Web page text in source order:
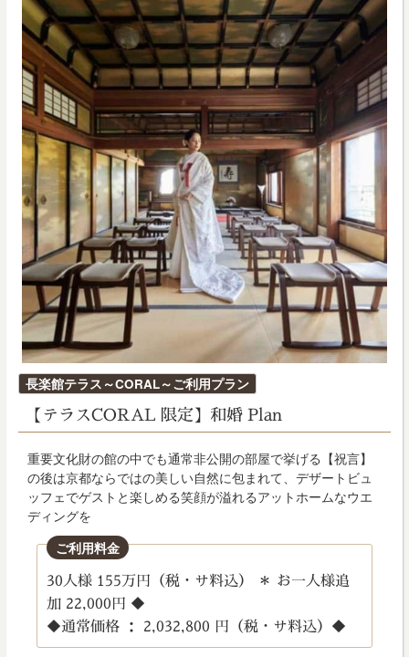
長楽館テラス～CORAL～ご利用プラン
日:
【テラスCORAL 限定】和婚 Plan
重要文化財の館の中でも通常非公開の部屋で挙げる【祝言】
の後は京都ならではの美しい自然に包まれて、デザートビュ
ッフェでゲストと楽しめる笑顔が溢れるアットホームなウエ
ディングを
ご利用料金
30人様 155万円（税・サ料込） ＊ お一人様追
加 22,000円 ◆
◆通常価格 ： 2,032,800 円（税・サ料込）◆